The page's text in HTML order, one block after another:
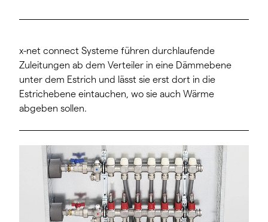
x-net connect Systeme führen durchlaufende
Zuleitungen ab dem Verteiler in eine Dämmebene
unter dem Estrich und lässt sie erst dort in die
Estrichebene eintauchen, wo sie auch Wärme
abgeben sollen.